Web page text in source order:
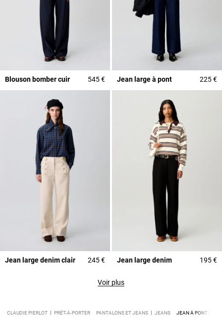
Blouson bomber cuir 545 € Jean large à pont 225 €
Jean large denim clair 245 € Jean large denim 195 €
Voir plus
CLAUDIE PIERLOT PRÊT-À-PORTER PANTALONS ET JEANS JEANS JEAN À PONT